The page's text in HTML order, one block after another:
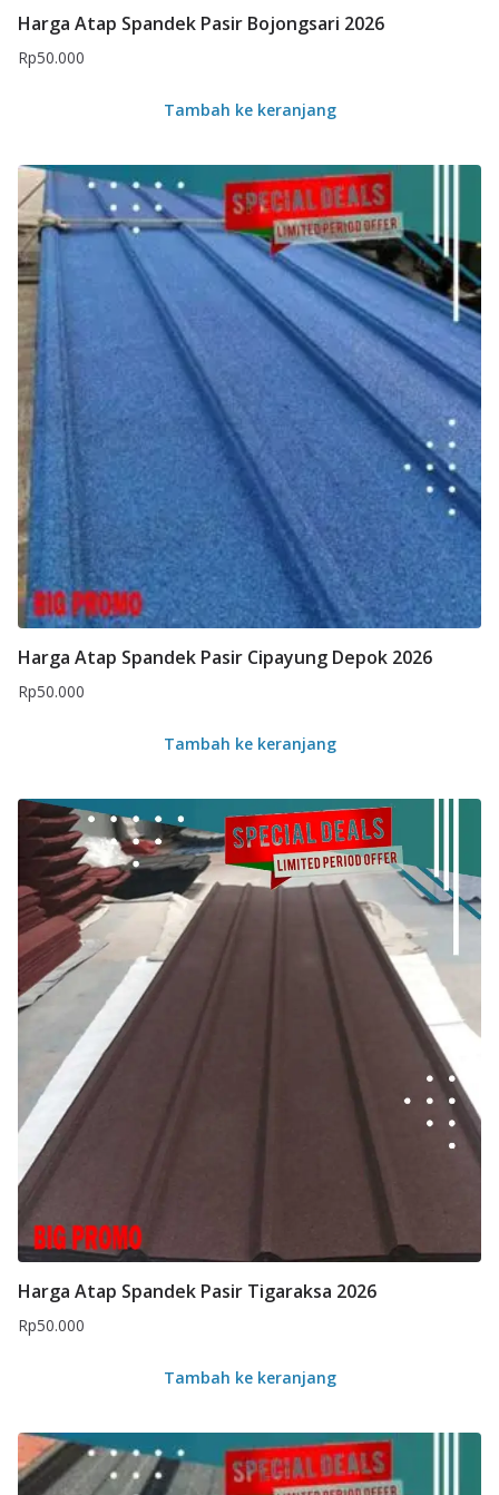
Harga Atap Spandek Pasir Bojongsari 2026
Rp50.000
Tambah ke keranjang
Harga Atap Spandek Pasir Cipayung Depok 2026
Rp50.000
Tambah ke keranjang
Harga Atap Spandek Pasir Tigaraksa 2026
Rp50.000
Tambah ke keranjang